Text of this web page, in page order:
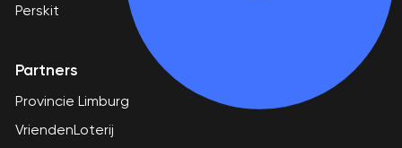
Perskit
Partners
Provincie Limburg
VriendenLoterij